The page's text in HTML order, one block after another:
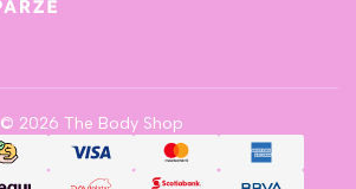
© 2026 The Body Shop